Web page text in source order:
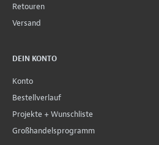
Retouren
Versand
DEIN KONTO
Konto
Bestellverlauf
Projekte + Wunschliste
Großhandelsprogramm